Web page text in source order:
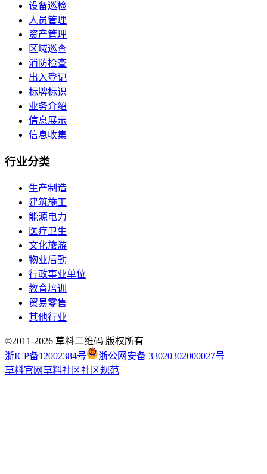
设备巡检
人员管理
资产管理
区域巡查
消防检查
出入登记
标牌标识
业务介绍
信息展示
信息收集
行业分类
生产制造
建筑施工
能源电力
医疗卫生
文化旅游
物业后勤
行政事业单位
教育培训
贸易零售
其他行业
©2011-2026 草料二维码 版权所有
浙ICP备12002384号
浙公网安备 33020302000027号
草料官网草料社区社区规范